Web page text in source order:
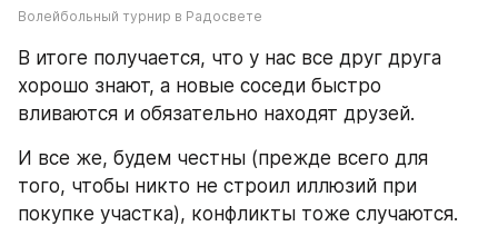
Волейбольный турнир в Радосвете
В итоге получается, что у нас все друг друга
хорошо знают, а новые соседи быстро
вливаются и обязательно находят друзей.
И все же, будем честны (прежде всего для
того, чтобы никто не строил иллюзий при
покупке участка), конфликты тоже случаются.